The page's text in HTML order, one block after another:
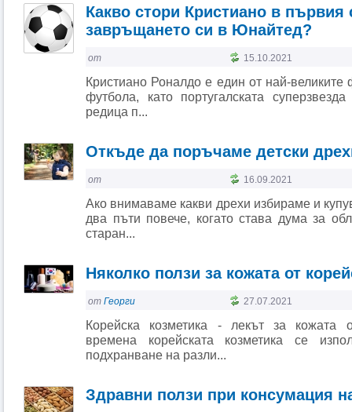
Какво стори Кристиано в първия
завръщането си в Юнайтед?
от 15.10.2021
Кристиано Роналдо е един от най-великите
футбола, като португалската
редица п...
Откъде да поръчаме детски
от 16.09.2021
Ако внимаваме какви дрехи избираме и
два пъти повече, когато става дума за
старан...
Няколко ползи за кожата от
от Георги 27.07.2021
Корейска козметика - лекът за кожата
времена корейската козметика се
подхранване на разли...
Здравни ползи при консумация